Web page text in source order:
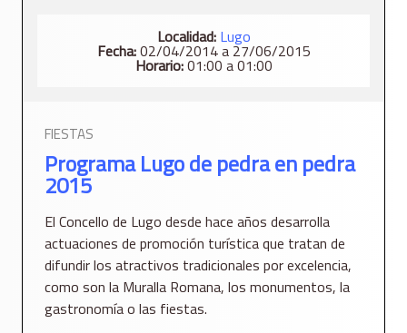
Localidad: Lugo
Fecha:02/04/2014 a 27/06/2015
Horario:01:00 a 01:00
FIESTAS
Programa Lugo de pedra en pedra
2015
El Concello de Lugo desde hace años desarrolla
actuaciones de promoción turística que tratan de
difundir los atractivos tradicionales por excelencia,
como son la Muralla Romana, los monumentos, la
gastronomía o las fiestas.